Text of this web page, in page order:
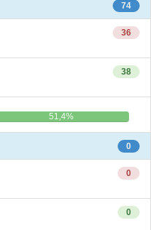
74
36
38
51,4%
0
0
0